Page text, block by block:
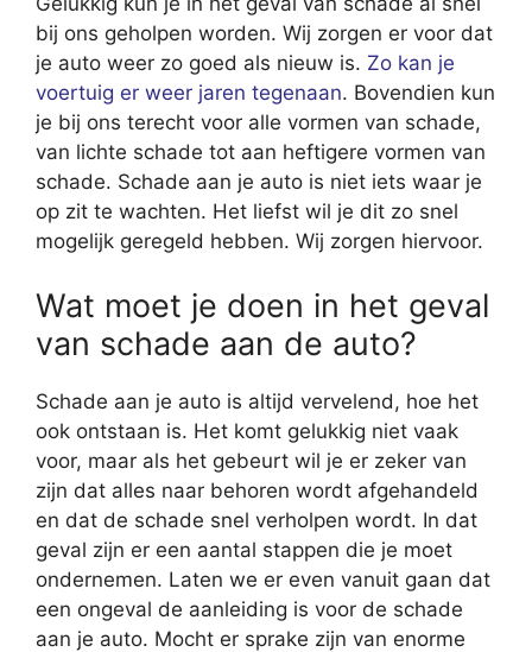
bij ons geholpen worden. Wij zorgen er voor dat
je auto weer zo goed als nieuw is. Zo kan je
voertuig er weer jaren tegenaan. Bovendien kun
je bij ons terecht voor alle vormen van schade,
van lichte schade tot aan heftigere vormen van
schade. Schade aan je auto is niet iets waar je
op zit te wachten. Het liefst wil je dit zo snel
mogelijk geregeld hebben. Wij zorgen hiervoor.
Wat moet je doen in het geval
van schade aan de auto?
Schade aan je auto is altijd vervelend, hoe het
ook ontstaan is. Het komt gelukkig niet vaak
voor, maar als het gebeurt wil je er zeker van
zijn dat alles naar behoren wordt afgehandeld
en dat de schade snel verholpen wordt. In dat
geval zijn er een aantal stappen die je moet
ondernemen. Laten we er even vanuit gaan dat
een ongeval de aanleiding is voor de schade
aan je auto. Mocht er sprake zijn van enorme